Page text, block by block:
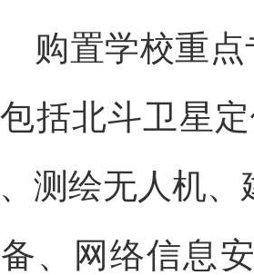
置学校重点
括北斗卫星
测绘无人机
、网络信息